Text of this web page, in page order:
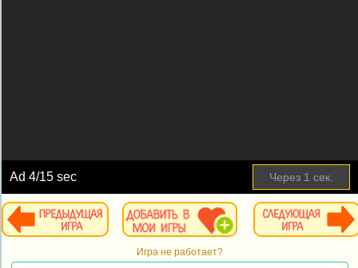
Ad4/15 sec Через 1 сек.
Игра не работает?